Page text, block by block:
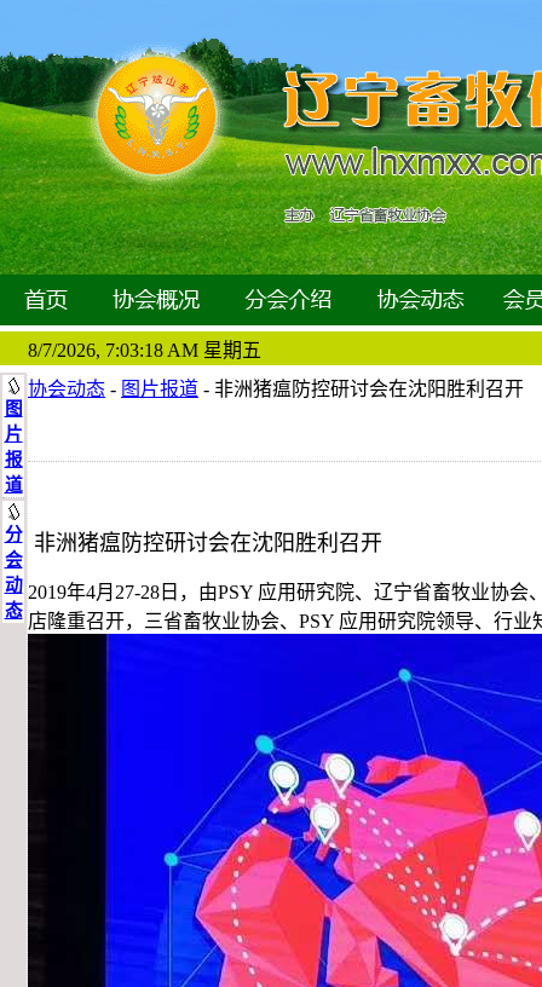
8/7/2026, 7:03:19 AM 星期五
图
片
报
道
分
会
动
态
协会动态 - 图片报道 - 非洲猪瘟防控研讨会在沈阳胜利召开
非洲猪瘟防控研讨会在沈阳胜利召开
2019年4月27-28日，由PSY 应用研究院、辽宁省畜牧业协
店隆重召开，三省畜牧业协会、PSY 应用研究院领导、行